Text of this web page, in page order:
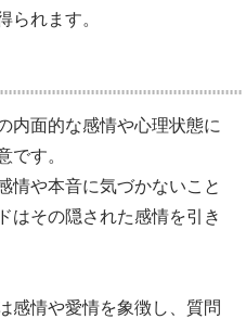
られます。
内面的な感情や心理状態に
です。
情や本音に気づかないこと
はその隠された感情を引き
感情や愛情を象徴し、質問